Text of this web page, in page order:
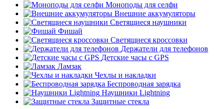
Моноподы для селфи
Внешние аккумуляторы
Светящиеся наушники
Фишай
Светящиеся кроссовки
Держатели для телефонов
Детские часы с GPS
Ламзак
Чехлы и накладки
Беспроводная зарядка
Наушники Lightning
Защитные стекла